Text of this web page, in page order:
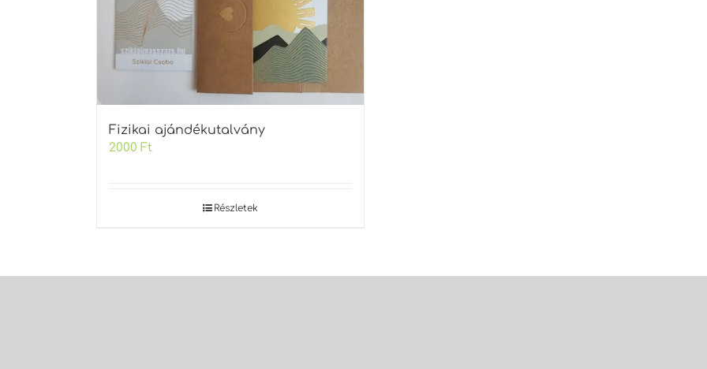
Fizikai ajándékutalvány
2000 Ft
Részletek